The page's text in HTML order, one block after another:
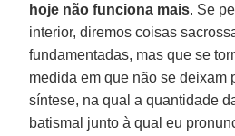
hoje não funciona mais. Se
interior, diremos coisas
fundamentadas, mas que se
medida em que não se deixam
síntese, na qual a quantidade
batismal junto à qual eu